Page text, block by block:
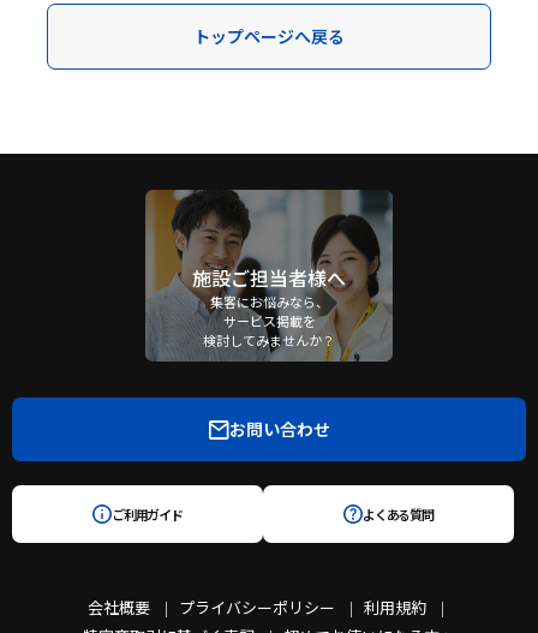
トップページへ戻る
施設ご担当者様へ
集客にお悩みなら、
サービス掲載を
検討してみませんか？
会社概要 プライバシーポリシー
利用規約
お問い合わせ
ご利用ガイド よくある質問